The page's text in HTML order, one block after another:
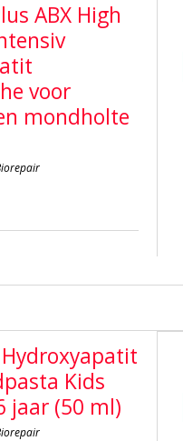
ABX High
voor
mondholte
Hydroxyapatit
Kids
jaar (50 ml)